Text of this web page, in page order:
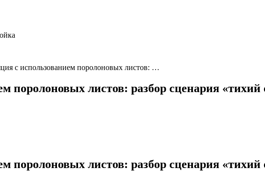
с использованием поролоновых листов: …
поролоновых листов: разбор сценария «тихий
поролоновых листов: разбор сценария «тихий